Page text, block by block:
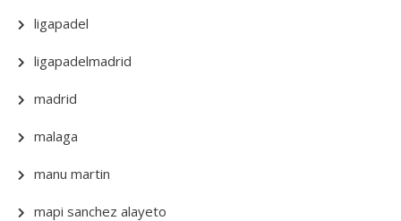
ligapadel
ligapadelmadrid
madrid
malaga
manu martin
mapi sanchez alayeto